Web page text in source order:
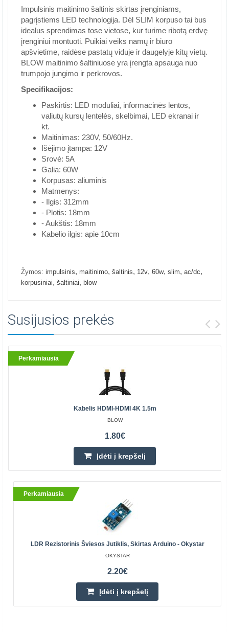
Impulsinis maitinimo šaltinis skirtas įrenginiams,
pagrįstiems LED technologija. Dėl SLIM korpuso tai bus
idealus sprendimas tose vietose, kur turime ribotą erdvę
įrenginiui montuoti. Puikiai veiks namų ir biuro
apšvietime, raidėse pastatų viduje ir daugelyje kitų vietų.
BLOW maitinimo šaltiniuose yra įrengta apsauga nuo
trumpojo jungimo ir perkrovos.
Specifikacijos:
Paskirtis: LED moduliai, informacinės lentos,
valiutų kursų lentelės, skelbimai, LED ekranai ir
kt.
Maitinimas: 230V, 50/60Hz.
Išėjimo įtampa: 12V
Srovė: 5A
Galia: 60W
Korpusas: aliuminis
Matmenys:
- Ilgis: 312mm
- Plotis: 18mm
- Aukštis: 18mm
Kabelio ilgis: apie 10cm
Žymos: impulsinis, maitinimo, šaltinis, 12v, 60w, slim, ac/dc,
korpusiniai, šaltiniai, blow
Susijusios prekės
Perkamiausia
Kabelis HDMI-HDMI 4K 1.5m
BLOW
1.80€
Įdėti į krepšelį
Perkamiausia
LDR Rezistorinis Šviesos Jutiklis, Skirtas Arduino - Okystar
OKYSTAR
2.20€
Įdėti į krepšelį